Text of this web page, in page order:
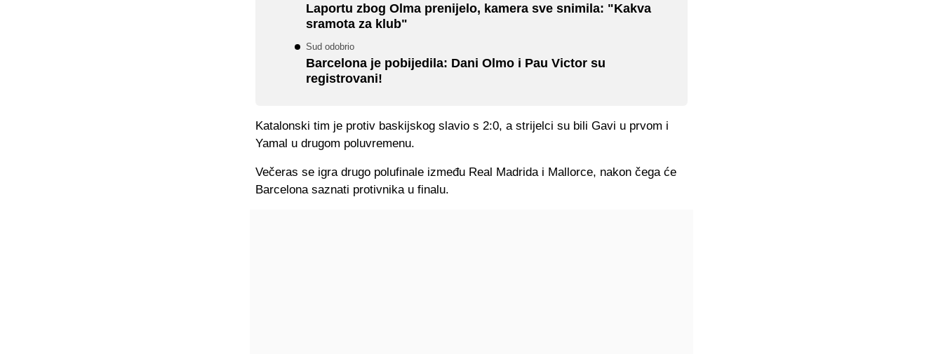
Laportu zbog Olma prenijelo, kamera sve snimila: "Kakva
sramota za klub"
Sud odobrio
Barcelona je pobijedila: Dani Olmo i Pau Victor su
registrovani!
Katalonski tim je protiv baskijskog slavio s 2:0, a strijelci su bili Gavi u prvom i
Yamal u drugom poluvremenu.
Večeras se igra drugo polufinale između Real Madrida i Mallorce, nakon čega će
Barcelona saznati protivnika u finalu.